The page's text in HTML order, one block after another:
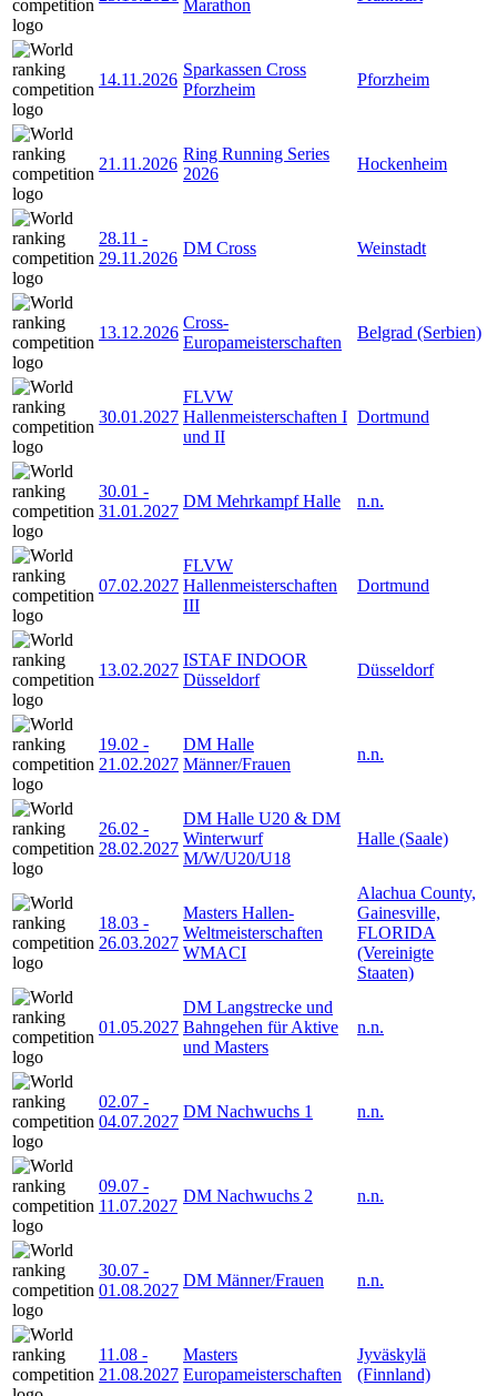
Marathon
14.11.2026
Sparkassen Cross
Pforzheim
Pforzheim
21.11.2026
Ring Running Series
2026
Hockenheim
28.11 -
29.11.2026
DM Cross Weinstadt
13.12.2026
Cross-
Europameisterschaften
Belgrad (Serbien)
30.01.2027
FLVW
Hallenmeisterschaften I
und II
Dortmund
30.01 -
31.01.2027
DM Mehrkampf Halle n.n.
07.02.2027
FLVW
Hallenmeisterschaften
III
Dortmund
13.02.2027
ISTAF INDOOR
Düsseldorf
Düsseldorf
19.02 -
21.02.2027
DM Halle
Männer/Frauen
n.n.
26.02 -
28.02.2027
DM Halle U20 & DM
Winterwurf
M/W/U20/U18
Halle (Saale)
18.03 -
26.03.2027
Masters Hallen-
Weltmeisterschaften
WMACI
Alachua County,
Gainesville,
FLORIDA
(Vereinigte
Staaten)
01.05.2027
DM Langstrecke und
Bahngehen für Aktive
und Masters
n.n.
02.07 -
04.07.2027
DM Nachwuchs 1 n.n.
09.07 -
11.07.2027
DM Nachwuchs 2 n.n.
30.07 -
01.08.2027
DM Männer/Frauen n.n.
11.08 -
21.08.2027
Masters
Europameisterschaften
Jyväskylä
(Finnland)